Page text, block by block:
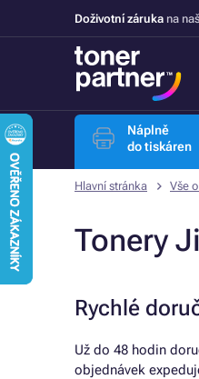
Doživotní záruka na
Náplně
do tiskáren
Hlavní stránka Vše
Tonery
Rychlé
Už do 48 hodin
objednávek